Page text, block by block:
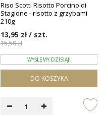
Riso Scotti Risotto Porcino di
Stagione - risotto z grzybami
210g
15,50 zł
13,95 zł / szt.
WYŚLEMY DZISIAJ!
DO KOSZYKA